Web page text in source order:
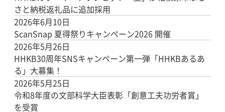
さと納税返礼品に追加採用
2026年6月10日
ScanSnap 夏得祭りキャンペーン2026 開催
2026年5月26日
HHKB30周年SNSキャンペーン第一弾「HHKBあるあ
る」大募集！
2026年5月25日
令和8年度の文部科学大臣表彰「創意工夫功労者賞」
を受賞